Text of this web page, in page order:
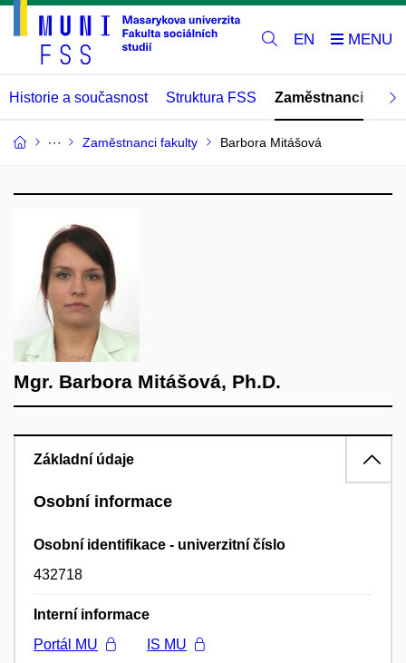
EN
Historie a současnost Struktura FSS Zaměstnanci
Zaměstnanci fakulty Barbora Mitášová
Mgr. Barbora Mitášová, Ph.D.
Základní údaje
Osobní informace
Osobní identifikace - univerzitní číslo
432718
Interní informace
Portál MU
IS MU